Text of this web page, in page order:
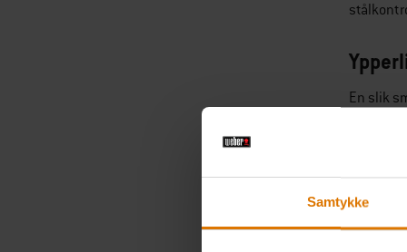
Samtykke
En slik
ulike
Om du
en